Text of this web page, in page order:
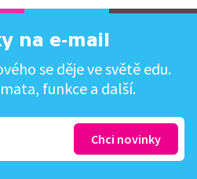
na e-mail
se děje ve světě edu.
funkce a další.